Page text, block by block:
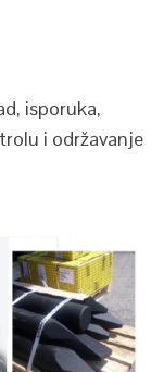
isporuka,
i održavanje